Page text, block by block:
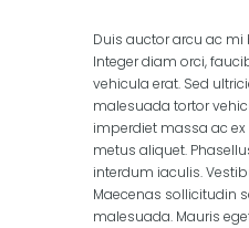
Duis auctor arcu ac
Integer diam orci,
vehicula erat. Sed
malesuada tortor
imperdiet massa ac
metus aliquet.
interdum iaculis.
Maecenas sollicitudin
malesuada. Mauris